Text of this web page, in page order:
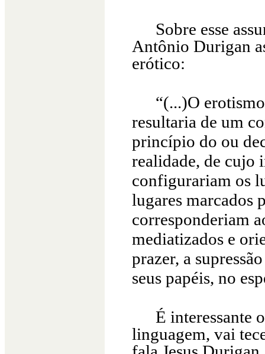
Sobre esse
Antônio Durigan
erótico:
“(...)O
resultaria de um
princípio do ou
realidade, de cujo
configurariam os
lugares marcados
corresponderiam
mediatizados e
prazer, a
seus papéis, no
É interessante
linguagem, vai